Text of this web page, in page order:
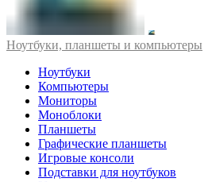
Ноутбуки, планшеты и компьютеры
Ноутбуки
Компьютеры
Мониторы
Моноблоки
Планшеты
Графические планшеты
Игровые консоли
Подставки для ноутбуков